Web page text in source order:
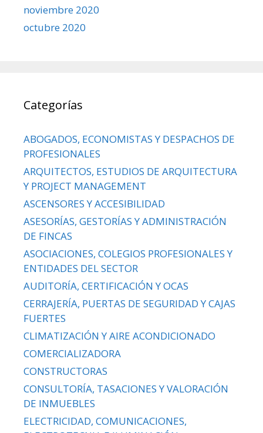
noviembre 2020
octubre 2020
Categorías
ABOGADOS, ECONOMISTAS Y DESPACHOS DE
PROFESIONALES
ARQUITECTOS, ESTUDIOS DE ARQUITECTURA
Y PROJECT MANAGEMENT
ASCENSORES Y ACCESIBILIDAD
ASESORÍAS, GESTORÍAS Y ADMINISTRACIÓN
DE FINCAS
ASOCIACIONES, COLEGIOS PROFESIONALES Y
ENTIDADES DEL SECTOR
AUDITORÍA, CERTIFICACIÓN Y OCAS
CERRAJERÍA, PUERTAS DE SEGURIDAD Y CAJAS
FUERTES
CLIMATIZACIÓN Y AIRE ACONDICIONADO
COMERCIALIZADORA
CONSTRUCTORAS
CONSULTORÍA, TASACIONES Y VALORACIÓN
DE INMUEBLES
ELECTRICIDAD, COMUNICACIONES,